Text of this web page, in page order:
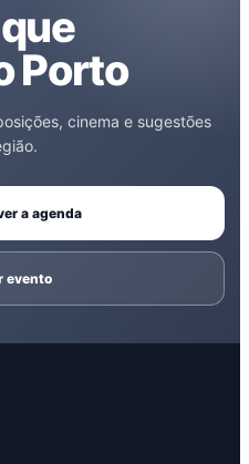
Porto
cinema e sugestões
a agenda
evento